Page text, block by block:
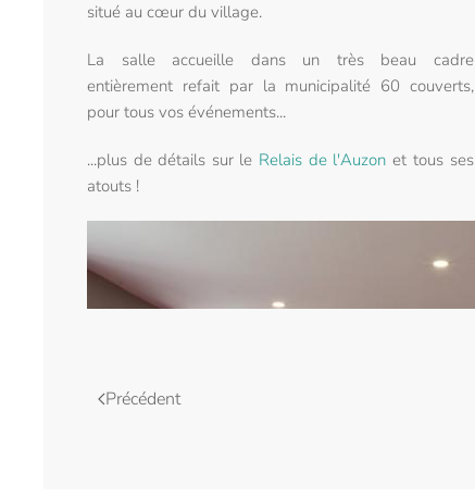
situé au cœur du village.
La salle accueille dans un très beau cadre
entièrement refait par la municipalité 60 couverts,
pour tous vos événements...
...plus de détails sur le Relais de l'Auzon et tous ses
atouts !
Précédent